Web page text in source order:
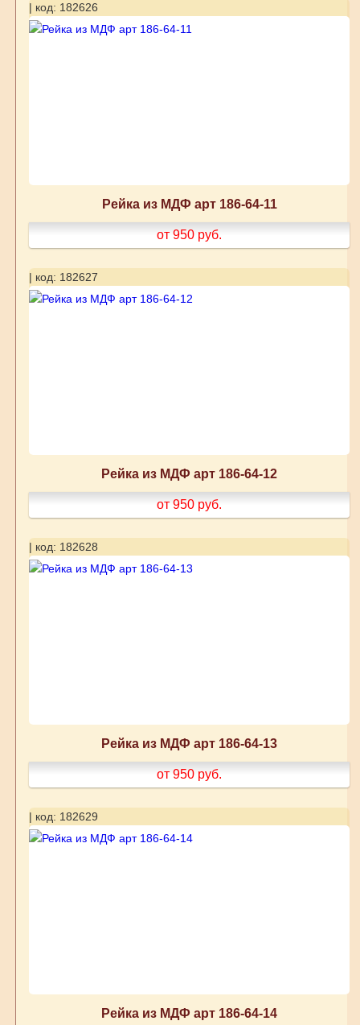
| код: 182626
Рейка из МДФ арт 186-64-11
от 950 руб.
| код: 182627
Рейка из МДФ арт 186-64-12
от 950 руб.
| код: 182628
Рейка из МДФ арт 186-64-13
от 950 руб.
| код: 182629
Рейка из МДФ арт 186-64-14